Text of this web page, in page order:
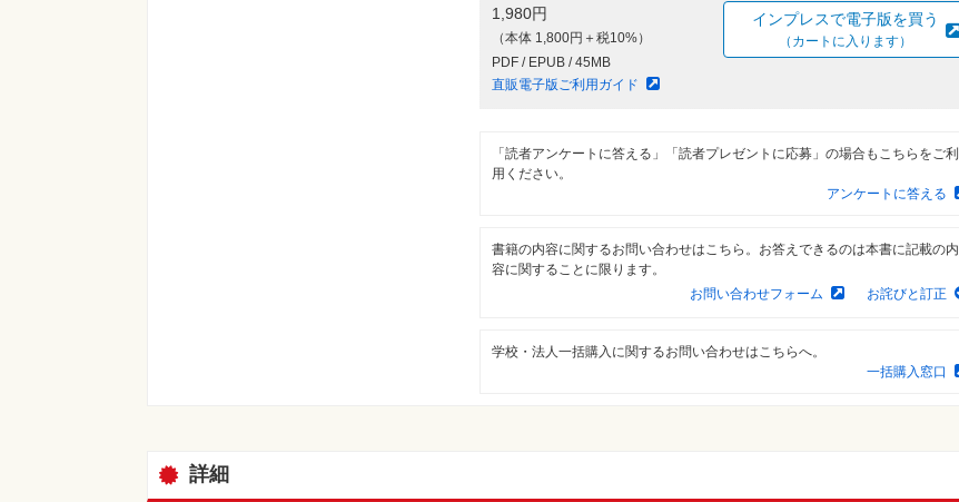
1,980円
（本体 1,800円＋税10%）
PDF / EPUB / 45MB
直販電子版ご利用ガイド
インプレスで電子版を買う
（カートに入ります）
「読者アンケートに答える」「読者プレゼントに応募」の場合もこちらをご利
用ください。
アンケートに答える
書籍の内容に関するお問い合わせはこちら。お答えできるのは本書に記載の内
容に関することに限ります。
お問い合わせフォーム
お詫びと訂正
学校・法人一括購入に関するお問い合わせはこちらへ。
一括購入窓口
詳細